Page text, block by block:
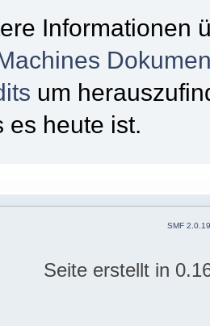
Informationen
um
es heute ist.
SMF 2.0.19
Seite erstellt in